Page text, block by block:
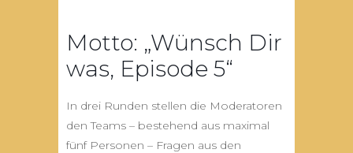
Motto: „Wünsch Dir
was, Episode 5“
In drei Runden stellen die Moderatoren
den Teams – bestehend aus maximal
fünf Personen – Fragen aus den